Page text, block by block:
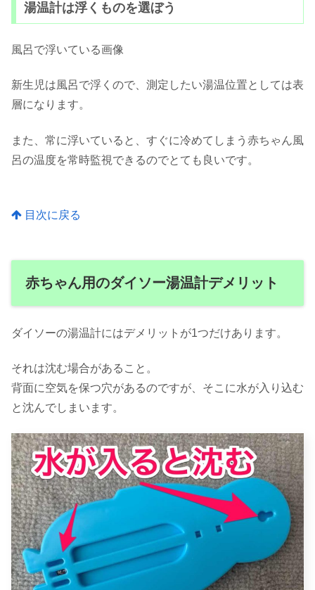
湯温計は浮くものを選ぼう
風呂で浮いている画像
新生児は風呂で浮くので、測定したい湯温位置としては表
層になります。
また、常に浮いていると、すぐに冷めてしまう赤ちゃん風
呂の温度を常時監視できるのでとても良いです。
目次に戻る
赤ちゃん用のダイソー湯温計デメリット
ダイソーの湯温計にはデメリットが1つだけあります。
それは沈む場合があること。
背面に空気を保つ穴があるのですが、そこに水が入り込む
と沈んでしまいます。